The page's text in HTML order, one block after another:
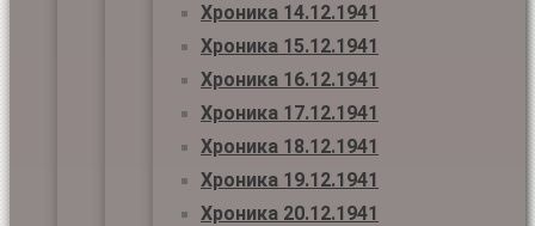
Хроника 14.12.1941
Хроника 15.12.1941
Хроника 16.12.1941
Хроника 17.12.1941
Хроника 18.12.1941
Хроника 19.12.1941
Хроника 20.12.1941